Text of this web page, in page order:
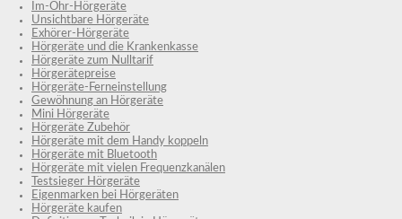
Im-Ohr-Hörgeräte
Unsichtbare Hörgeräte
Exhörer-Hörgeräte
Hörgeräte und die Krankenkasse
Hörgeräte zum Nulltarif
Hörgerätepreise
Hörgeräte-Ferneinstellung
Gewöhnung an Hörgeräte
Mini Hörgeräte
Hörgeräte Zubehör
Hörgeräte mit dem Handy koppeln
Hörgeräte mit Bluetooth
Hörgeräte mit vielen Frequenzkanälen
Testsieger Hörgeräte
Eigenmarken bei Hörgeräten
Hörgeräte kaufen